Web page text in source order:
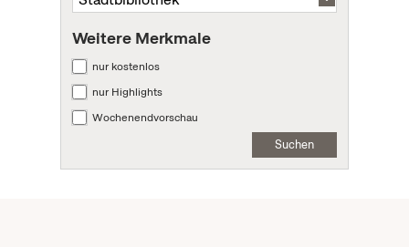
Weitere Merkmale
nur kostenlos
nur Highlights
Wochenendvorschau
Suchen